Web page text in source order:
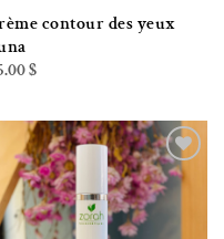
contour des yeux
$
Ajouter à la liste de souhaits